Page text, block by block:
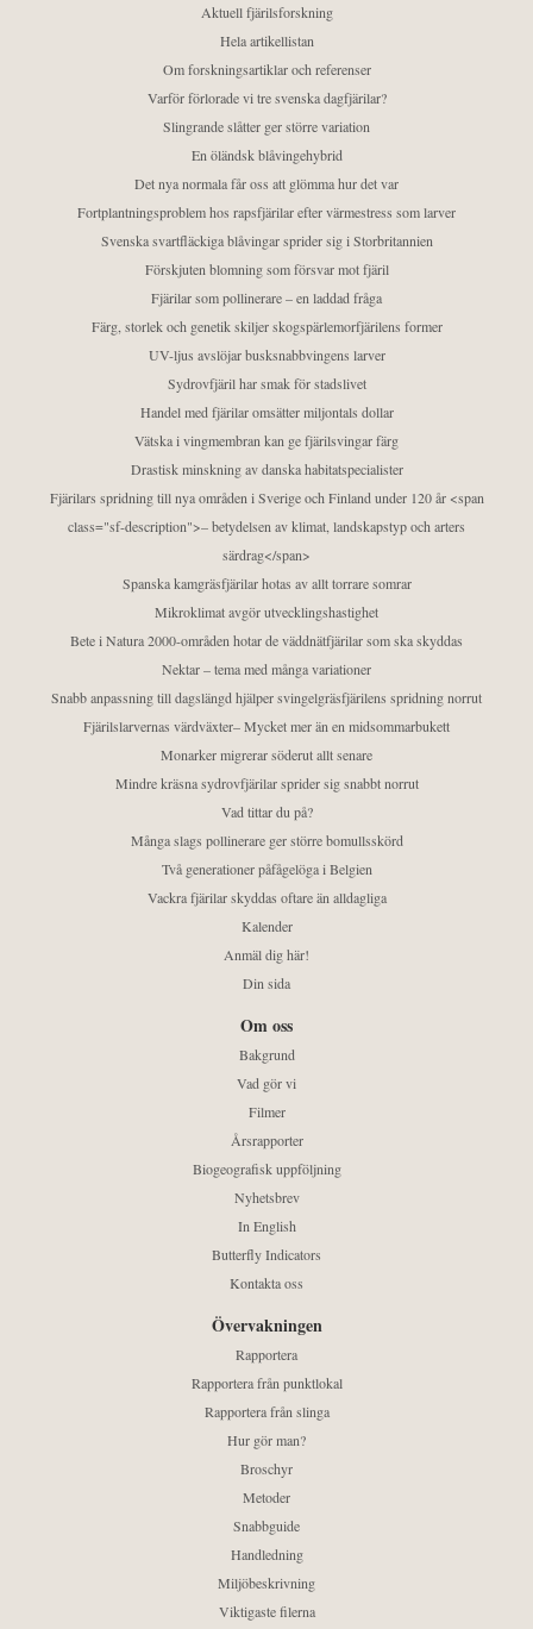
Aktuell fjärilsforskning
Hela artikellistan
Om forskningsartiklar och referenser
Varför förlorade vi tre svenska dagfjärilar?
Slingrande slåtter ger större variation
En öländsk blåvingehybrid
Det nya normala får oss att glömma hur det var
Fortplantningsproblem hos rapsfjärilar efter värmestress som larver
Svenska svartfläckiga blåvingar sprider sig i Storbritannien
Förskjuten blomning som försvar mot fjäril
Fjärilar som pollinerare – en laddad fråga
Färg, storlek och genetik skiljer skogspärlemorfjärilens former
UV-ljus avslöjar busksnabbvingens larver
Sydrovfjäril har smak för stadslivet
Handel med fjärilar omsätter miljontals dollar
Vätska i vingmembran kan ge fjärilsvingar färg
Drastisk minskning av danska habitatspecialister
Fjärilars spridning till nya områden i Sverige och Finland under 120 år <span
class="sf-description">– betydelsen av klimat, landskapstyp och arters
särdrag</span>
Spanska kamgräsfjärilar hotas av allt torrare somrar
Mikroklimat avgör utvecklingshastighet
Bete i Natura 2000-områden hotar de väddnätfjärilar som ska skyddas
Nektar – tema med många variationer
Snabb anpassning till dagslängd hjälper svingelgräsfjärilens spridning norrut
Fjärilslarvernas värdväxter– Mycket mer än en midsommarbukett
Monarker migrerar söderut allt senare
Mindre kräsna sydrovfjärilar sprider sig snabbt norrut
Vad tittar du på?
Många slags pollinerare ger större bomullsskörd
Två generationer påfågelöga i Belgien
Vackra fjärilar skyddas oftare än alldagliga
Kalender
Anmäl dig här!
Din sida
Om oss
Bakgrund
Vad gör vi
Filmer
Årsrapporter
Biogeografisk uppföljning
Nyhetsbrev
In English
Butterfly Indicators
Kontakta oss
Övervakningen
Rapportera
Rapportera från punktlokal
Rapportera från slinga
Hur gör man?
Broschyr
Metoder
Snabbguide
Handledning
Miljöbeskrivning
Viktigaste filerna